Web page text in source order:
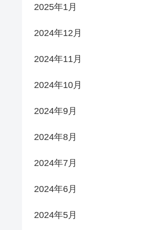
2025年1月
2024年12月
2024年11月
2024年10月
2024年9月
2024年8月
2024年7月
2024年6月
2024年5月